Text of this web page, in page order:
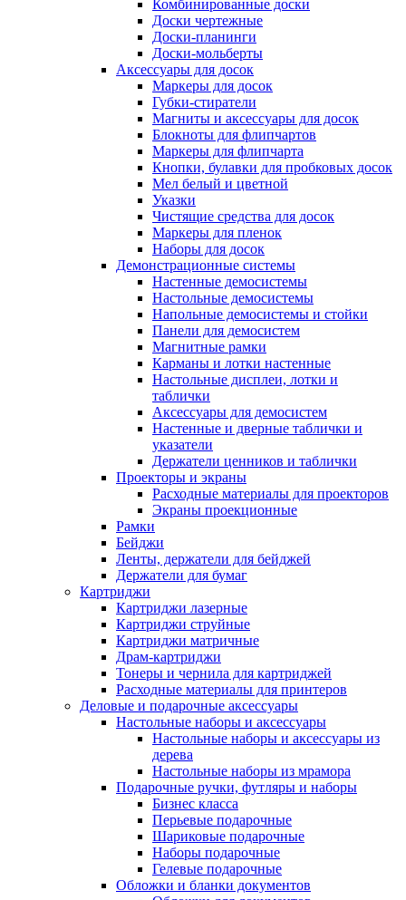
Комбинированные доски
Доски чертежные
Доски-планинги
Доски-мольберты
Аксессуары для досок
Маркеры для досок
Губки-стиратели
Магниты и аксессуары для досок
Блокноты для флипчартов
Маркеры для флипчарта
Кнопки, булавки для пробковых досок
Мел белый и цветной
Указки
Чистящие средства для досок
Маркеры для пленок
Наборы для досок
Демонстрационные системы
Настенные демосистемы
Настольные демосистемы
Напольные демосистемы и стойки
Панели для демосистем
Магнитные рамки
Карманы и лотки настенные
Настольные дисплеи, лотки и
таблички
Аксессуары для демосистем
Настенные и дверные таблички и
указатели
Держатели ценников и таблички
Проекторы и экраны
Расходные материалы для проекторов
Экраны проекционные
Рамки
Бейджи
Ленты, держатели для бейджей
Держатели для бумаг
Картриджи
Картриджи лазерные
Картриджи струйные
Картриджи матричные
Драм-картриджи
Тонеры и чернила для картриджей
Расходные материалы для принтеров
Деловые и подарочные аксессуары
Настольные наборы и аксессуары
Настольные наборы и аксессуары из
дерева
Настольные наборы из мрамора
Подарочные ручки, футляры и наборы
Бизнес класса
Перьевые подарочные
Шариковые подарочные
Наборы подарочные
Гелевые подарочные
Обложки и бланки документов